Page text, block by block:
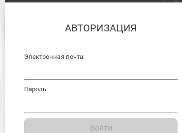
АВТОРИЗАЦИЯ
Электронная почта:
Пароль:
Войти